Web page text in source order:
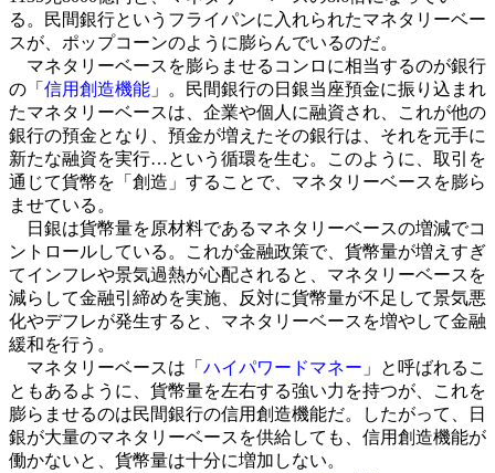
る。民間銀行というフライパンに入れられたマネタリーベー
スが、ポップコーンのように膨らんでいるのだ。
マネタリーベースを膨らませるコンロに相当するのが銀行
の「 信用創造機能 」。民間銀行の日銀当座預金に振り込まれ
たマネタリーベースは、企業や個人に融資され、これが他の
銀行の預金となり、預金が増えたその銀行は、それを元手に
新たな融資を実行…という循環を生む。このように、取引を
通じて貨幣を「創造」することで、マネタリーベースを膨ら
ませている。
日銀は貨幣量を原材料であるマネタリーベースの増減でコ
ントロールしている。これが金融政策で、貨幣量が増えすぎ
てインフレや景気過熱が心配されると、マネタリーベースを
減らして金融引締めを実施、反対に貨幣量が不足して景気悪
化やデフレが発生すると、マネタリーベースを増やして金融
緩和を行う。
マネタリーベースは「 ハイパワードマネー 」と呼ばれるこ
ともあるように、貨幣量を左右する強い力を持つが、これを
膨らませるのは民間銀行の信用創造機能だ。したがって、日
銀が大量のマネタリーベースを供給しても、信用創造機能が
働かないと、貨幣量は十分に増加しない。